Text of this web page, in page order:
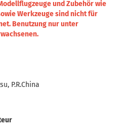
und Zubehör wie
Werkzeuge sind nicht für
Benutzung nur unter
P.R.China